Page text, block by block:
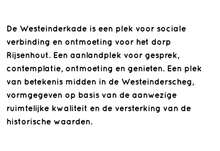
De Westeinderkade is een plek voor sociale
verbinding en ontmoeting voor het dorp
Rijsenhout. Een aanlandplek voor gesprek,
contemplatie, ontmoeting en genieten. Een plek
van betekenis midden in de Westeinderscheg,
vormgegeven op basis van de aanwezige
ruimtelijke kwaliteit en de versterking van de
historische waarden.